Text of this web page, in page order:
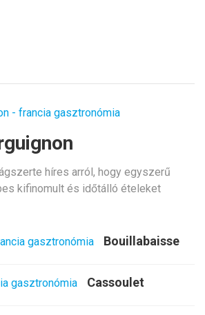
híres arról, hogy egyszerű
kifinomult és időtálló ételeket
Bouillabaisse
Cassoulet